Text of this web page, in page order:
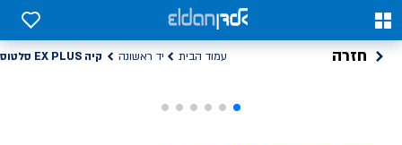
0
0
חזרה עמוד הבית יד ראשונה קיה EX PLUS סלטוס